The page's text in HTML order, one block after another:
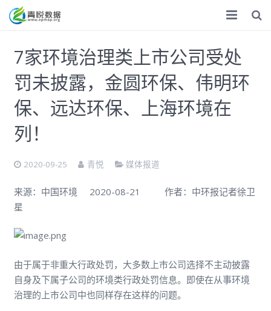
气候双碳
化学品
调研报告
捐赠
关于
7家环境治理类上市公司受处
罚未披露，金圆环保、伟明环
保、远达环保、上海环境在
列！
2020-09-25 青悦 媒体报道
来源：中国环境 2020-08-21 作者：中环报记者徐卫
星
由于属于非重大行政处罚，大多数上市公司选择不主动披露
自身及下属子公司的环境类行政处罚信息。即使在从事环境
治理的上市公司中也同样存在这样的问题。